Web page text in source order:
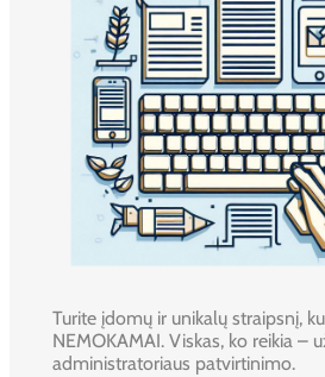
Turite įdomų ir unikalų straipsnį,
NEMOKAMAI. Viskas, ko reikia –
administratoriaus patvirtinimo.